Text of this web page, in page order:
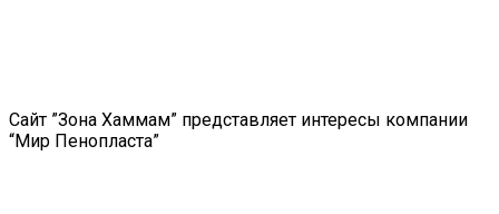
Сайт ”Зона Хаммам” представляет интересы компании
“Мир Пенопласта”